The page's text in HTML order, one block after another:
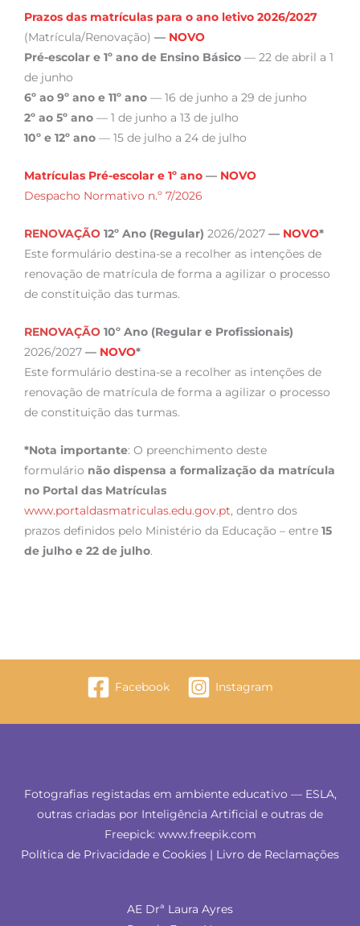
Prazos das matrículas para o ano letivo 2026/2027
(Matrícula/Renovação) — NOVO
Pré-escolar e 1º ano de Ensino Básico — 22 de abril a 1
de junho
6º ao 9º ano e 11º ano — 16 de junho a 29 de junho
2º ao 5º ano — 1 de junho a 13 de julho
10º e 12º ano — 15 de julho a 24 de julho
Matrículas Pré-escolar e 1º ano — NOVO
Despacho Normativo n.º 7/2026
RENOVAÇÃO 12º Ano (Regular) 2026/2027 — NOVO*
Este formulário destina-se a recolher as intenções de
renovação de matrícula de forma a agilizar o processo
de constituição das turmas.
RENOVAÇÃO 10º Ano (Regular e Profissionais)
2026/2027 — NOVO*
Este formulário destina-se a recolher as intenções de
renovação de matrícula de forma a agilizar o processo
de constituição das turmas.
*Nota importante: O preenchimento deste
formulário não dispensa a formalização da matrícula
no Portal das Matrículas
www.portaldasmatriculas.edu.gov.pt, dentro dos
prazos definidos pelo Ministério da Educação – entre 15
de julho e 22 de julho.
Facebook Instagram
Fotografias registadas em ambiente educativo — ESLA,
outras criadas por Inteligência Artificial e outras de
Freepick: www.freepik.com
Política de Privacidade e Cookies | Livro de Reclamações
AE Drª Laura Ayres